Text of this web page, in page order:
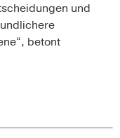
und
betont